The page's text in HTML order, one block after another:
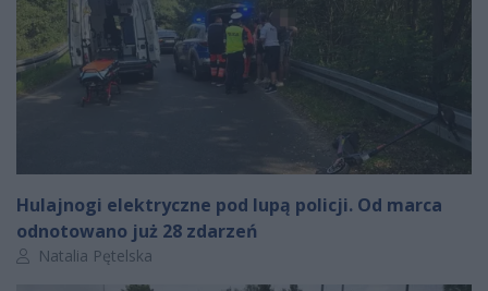
Hulajnogi elektryczne pod lupą policji. Od marca
odnotowano już 28 zdarzeń
Autor artykułu:
Natalia Pętelska